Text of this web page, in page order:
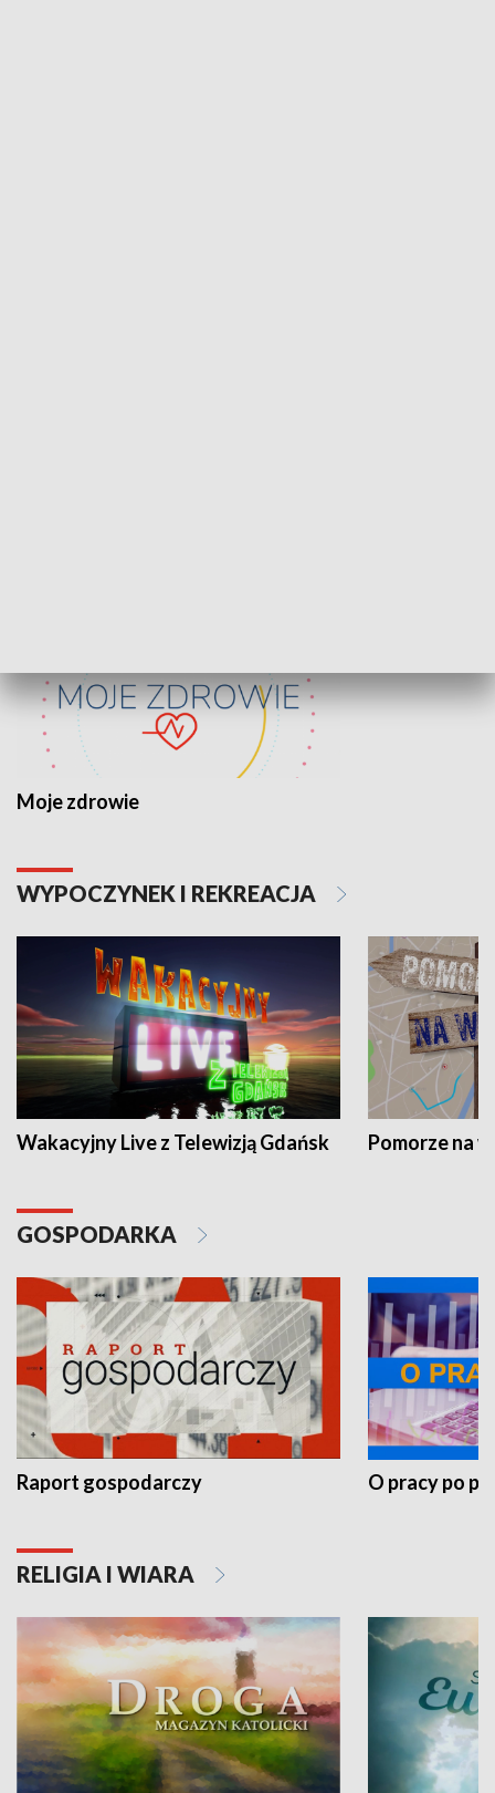
Moje zdrowie
WYPOCZYNEK I REKREACJA
Wakacyjny Live z Telewizją Gdańsk Pomorze na
GOSPODARKA
Raport gospodarczy O pracy po
RELIGIA I WIARA